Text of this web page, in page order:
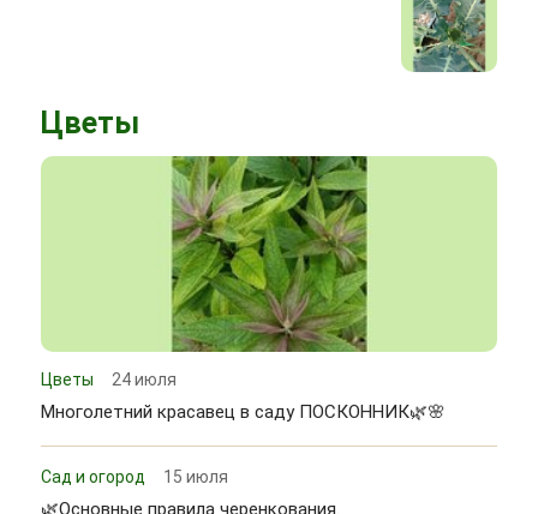
Цветы
Цветы 24 июля
Многолетний красавец в саду ПОСКОННИК🌿🌸
Сад и огород 15 июля
🌿Основные правила черенкования.